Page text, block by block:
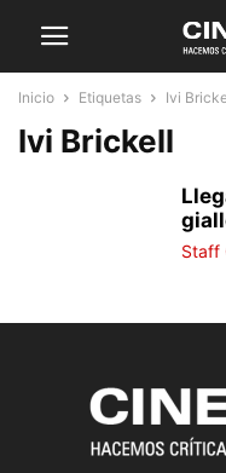
Inicio Etiquetas Ivi
Ivi Brickell
Staff